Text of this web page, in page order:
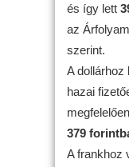
és így lett
az
szerint.
A dollárhoz
hazai
megfelelően
379
A frankhoz